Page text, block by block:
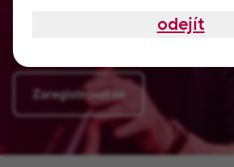
Jaroslava a samozřejmě od Jitky,
členů naší rodiny. Nemají je nikde jinde
Zaregistrovat se
odejít